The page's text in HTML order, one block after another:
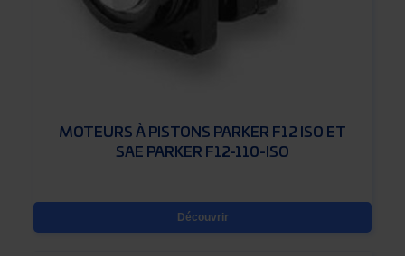
MOTEURS À PISTONS PARKER F12 ISO ET
SAE PARKER F12-110-ISO
Découvrir